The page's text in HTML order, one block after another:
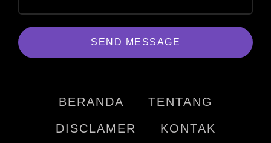
SEND MESSAGE
BERANDA
TENTANG
DISCLAMER
KONTAK